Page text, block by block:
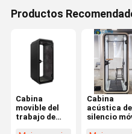
Productos
Cabina
movible del
trabajo de
Cabina
acústica de
silencio